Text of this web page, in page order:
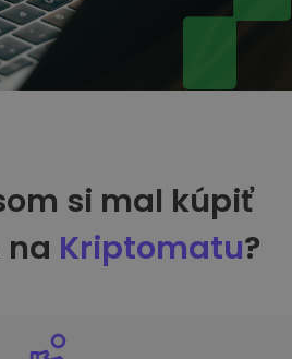
si mal kúpiť
na Kriptomatu?